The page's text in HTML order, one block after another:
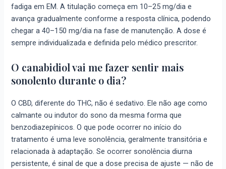
fadiga em EM. A titulação começa em 10–25 mg/dia e
avança gradualmente conforme a resposta clínica, podendo
chegar a 40–150 mg/dia na fase de manutenção. A dose é
sempre individualizada e definida pelo médico prescritor.
O canabidiol vai me fazer sentir mais
sonolento durante o dia?
O CBD, diferente do THC, não é sedativo. Ele não age como
calmante ou indutor do sono da mesma forma que
benzodiazepínicos. O que pode ocorrer no início do
tratamento é uma leve sonolência, geralmente transitória e
relacionada à adaptação. Se ocorrer sonolência diurna
persistente, é sinal de que a dose precisa de ajuste — não de